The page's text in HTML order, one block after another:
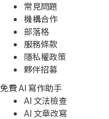
常見問題
機構合作
部落格
服務條款
隱私權政策
夥伴招募
免費 AI 寫作助手
AI 文法檢查
AI 文章改寫